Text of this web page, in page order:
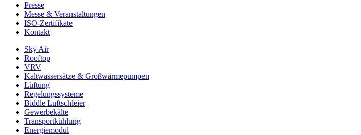
Presse
Messe & Veranstaltungen
ISO-Zertifikate
Kontakt
Sky Air
Rooftop
VRV
Kaltwassersätze & Großwärmepumpen
Lüftung
Regelungssysteme
Biddle Luftschleier
Gewerbekälte
Transportkühlung
Energiemodul